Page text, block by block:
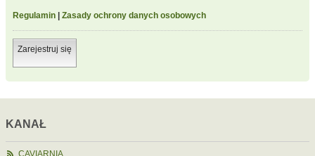
Regulamin Zasady ochrony danych osobowych
Zarejestruj się
KANAŁ
CAVIARNIA